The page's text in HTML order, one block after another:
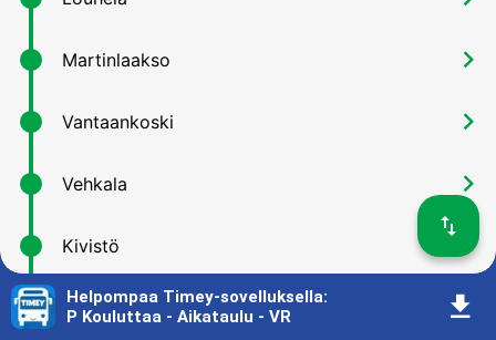
Martinlaakso 󰅂
Vantaankoski 󰅂
Vehkala 󰅂
Kivistö 󰅂
Aviapolis 󰅂
󰓢
Helpompaa Timey-sovelluksella:
P Kouluttaa - Aikataulu - VR
󰇚